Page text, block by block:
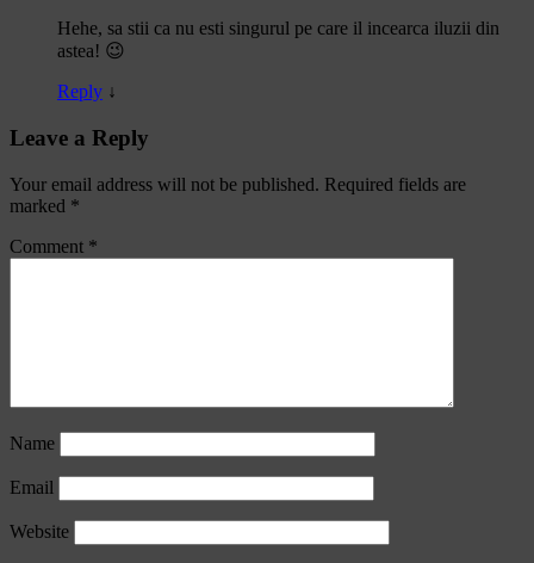
Hehe, sa stii ca nu esti singurul pe care il incearca iluzii din
astea! 😉
Reply ↓
Leave a Reply
Your email address will not be published. Required fields are
marked *
Comment *
Name
Email
Website